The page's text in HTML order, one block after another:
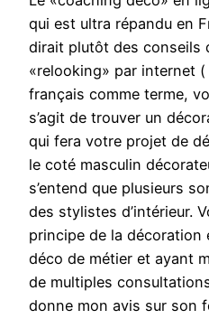
qui est ultra répandu en
dirait plutôt des conseils
«relooking» par internet (
français comme terme,
s’agit de trouver un
qui fera votre projet de
le coté masculin
s’entend que plusieurs
des stylistes d’intérieur.
principe de la
déco de métier et ayant
de multiples
donne mon avis sur son